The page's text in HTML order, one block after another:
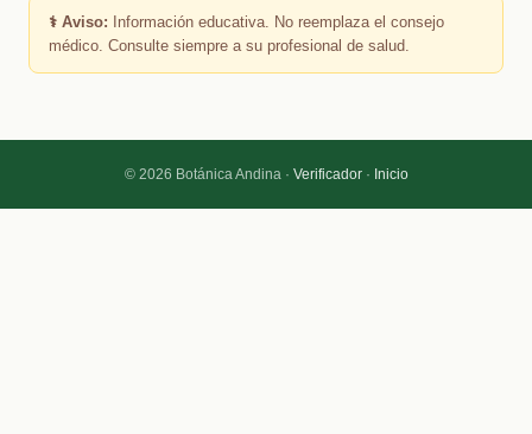
⚕️ Aviso: Información educativa. No reemplaza el consejo
médico. Consulte siempre a su profesional de salud.
© 2026 Botánica Andina · Verificador· Inicio